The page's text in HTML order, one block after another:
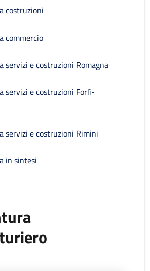
costruzioni
commercio
servizi e costruzioni Romagna
servizi e costruzioni Forlì-
servizi e costruzioni Rimini
in sintesi